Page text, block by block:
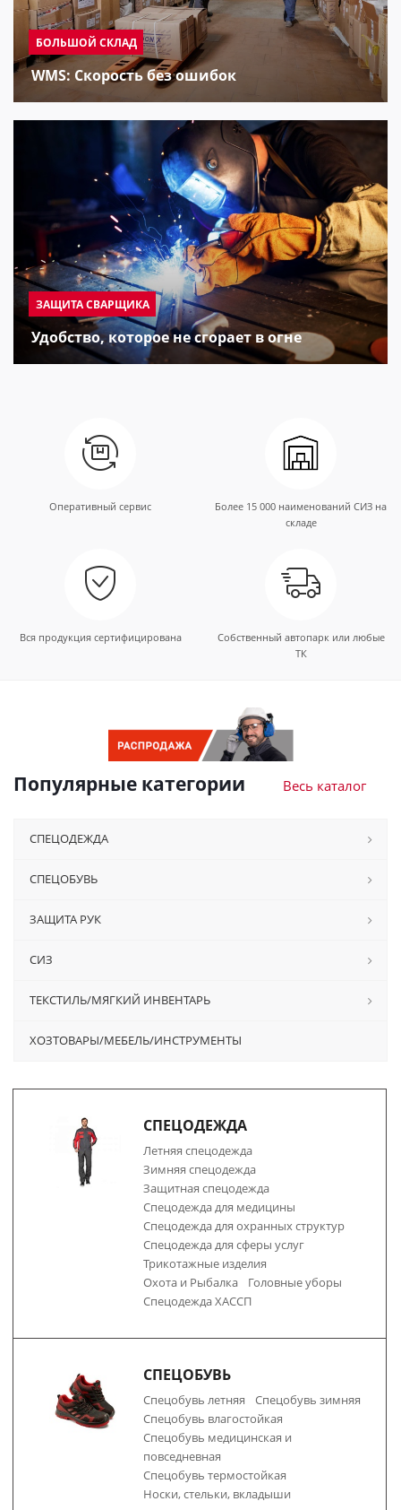
БОЛЬШОЙ СКЛАД
WMS: Скорость без ошибок
ЗАЩИТА СВАРЩИКА
Удобство, которое не сгорает в огне
Оперативный сервис
Более 15 000 наименований СИЗ на
складе
Вся продукция сертифицирована
Собственный автопарк или любые
ТК
Популярные категории Весь каталог
СПЕЦОДЕЖДА
СПЕЦОБУВЬ
ЗАЩИТА РУК
СИЗ
ТЕКСТИЛЬ/МЯГКИЙ ИНВЕНТАРЬ
ХОЗТОВАРЫ/МЕБЕЛЬ/ИНСТРУМЕНТЫ
СПЕЦОДЕЖДА
Летняя спецодежда
Зимняя спецодежда
Защитная спецодежда
Спецодежда для медицины
Спецодежда для охранных структур
Спецодежда для сферы услуг
Трикотажные изделия
Охота и Рыбалка
Головные уборы
Спецодежда ХАССП
СПЕЦОБУВЬ
Спецобувь летняя
Спецобувь зимняя
Спецобувь влагостойкая
Спецобувь медицинская и
повседневная
Спецобувь термостойкая
Носки, стельки, вкладыши